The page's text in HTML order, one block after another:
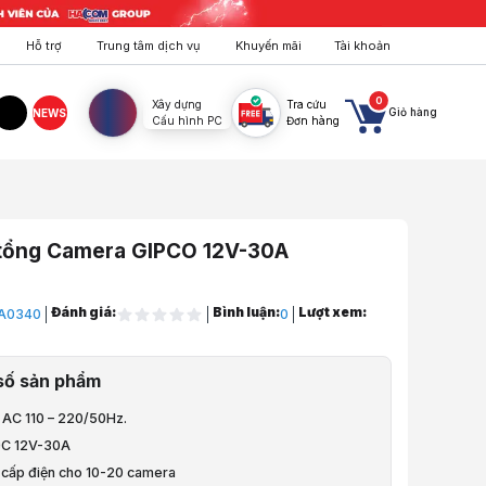
Hỗ trợ Trung tâm dịch vụ Khuyến mãi Tài khoản
TikTok
NEWS
Xây dựng
Cấu hình PC
Tra cứu
Đơn hàng
0
Giỏ hàng
Camera GIPCO 12V-30A
Camera GIPCO 12V-30A
video sản phẩm
649.000 VND
Đánh giá: Bình luận:0
Lượt xem:
sản phẩm
110 – 220/50Hz.
12V-30A
điện cho 10-20 camera